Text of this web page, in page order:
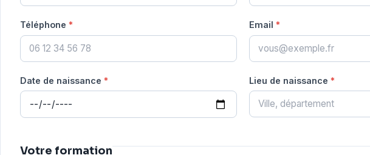
Téléphone * Email *
Date de naissance * Lieu de naissance *
Votre formation